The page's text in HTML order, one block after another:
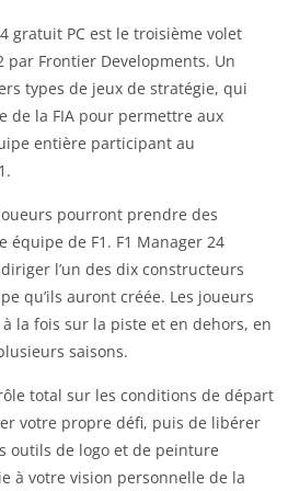
gratuit PC est le troisième volet
par Frontier Developments. Un
types de jeux de stratégie, qui
de la FIA pour permettre aux
entière participant au
pourront prendre des
équipe de F1. F1 Manager 24
l’un des dix constructeurs
qu’ils auront créée. Les joueurs
la fois sur la piste et en dehors, en
saisons.
total sur les conditions de départ
votre propre défi, puis de libérer
outils de logo et de peinture
à votre vision personnelle de la